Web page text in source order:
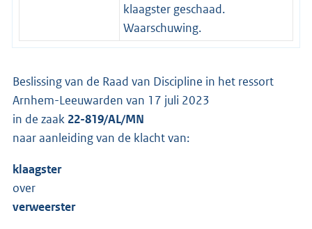
klaagster geschaad.
Waarschuwing.
Beslissing van de Raad van Discipline in het ressort
Arnhem-Leeuwarden van 17 juli 2023
in de zaak 22-819/AL/MN
naar aanleiding van de klacht van:
klaagster
over
verweerster